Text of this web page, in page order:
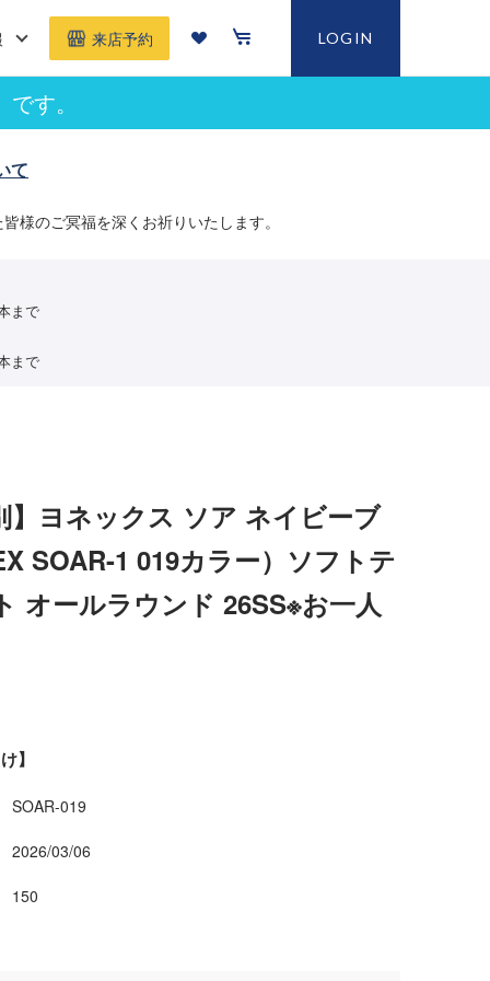
来店予約 LOGIN
す。
て
様のご冥福を深くお祈りいたします。
まで
まで
】
】ヨネックス ソア ネイビーブ
SOAR-1 019カラー）ソフトテ
オールラウンド 26SS※お一人
SOAR-019
2026/03/06
150